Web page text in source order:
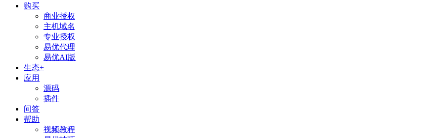
购买
商业授权
主机域名
专业授权
易优代理
易优AI版
生态+
应用
源码
插件
问答
帮助
视频教程